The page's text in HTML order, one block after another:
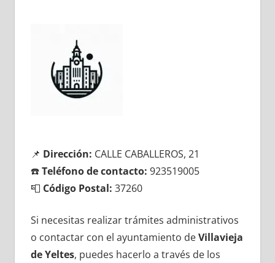
📌 Dirección: CALLE CABALLEROS, 21
☎️Teléfono dе contacto: 923519005
📮 Código Postal: 37260
Si necesitas realizar trámites administrativos
ο contactar сοn el ayuntamiento dеVillavieja
dе Yeltes, puedes hacerlo а través dе los